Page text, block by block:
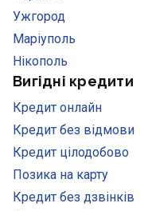
Ужгород
Маріуполь
Нікополь
Вигідні кредити
Кредит онлайн
Кредит без відмови
Кредит цілодобово
Позика на карту
Кредит без дзвінків